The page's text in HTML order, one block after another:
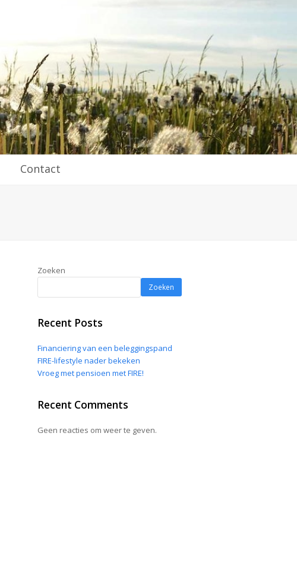
Contact
Zoeken
Zoeken
Recent Posts
Financiering van een beleggingspand
FIRE-lifestyle nader bekeken
Vroeg met pensioen met FIRE!
Recent Comments
Geen reacties om weer te geven.